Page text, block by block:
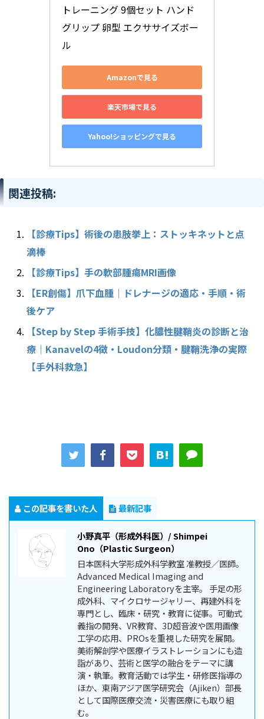
トレーニング 9個セット ハンド
グリップ 卵型 エクササイズボー
ル
Amazonで見る
楽天市場で見る
Yahoo!ショッピングで見る
関連投稿:
【診療Tips】術後の患肢挙上：ストッキネットと点
滴棒
【診療Tips】手の軟部腫瘍MRI画像
【ER創傷】爪下血腫｜ドレナージの適応・手順・術
後ケア
【Step by Step 手術手技】化膿性腱鞘炎の診断と治
療｜Kanavelの4徴・Loudon分類・腱鞘洗浄の実際
【手外科救急】
この記事を書いた人 最新記事
小野真平（形成外科医）/ Shimpei
Ono（Plastic Surgeon）
日本医科大学形成外科学教室 准教授／医師。
Advanced Medical Imaging and
Engineering Laboratoryを主宰。 手足の形
成外科、マイクロサージャリー、再建外科を
専門とし、臨床・研究・教育に従事。可動式
義指の開発、VR教育、3D超音波や医用画像
工学の応用、PROsを重視した研究を展開。
美術解剖学や医療イラストレーションにも造
詣があり、芸術と医学の融合をテーマに講
演・執筆。教育活動では学生・研修医指導の
ほか、東南アジア医学研究会（Ajiken）部長
として国際医療交流・災害医療にも取り組
む。